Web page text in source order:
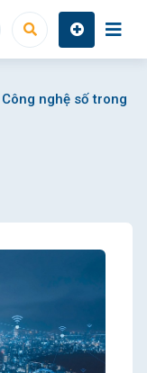
Công nghệ số trong